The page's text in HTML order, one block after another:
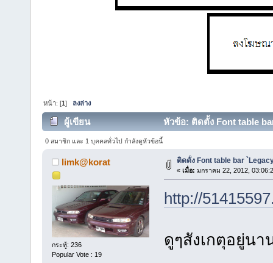
หน้า: [1] ลงล่าง
ผู้เขียน หัวข้อ: ติดตั้ง Font table
0 สมาชิก และ 1 บุคคลทั่วไป กำลังดูหัวข้อนี้
limk@korat
กระทู้: 236
Popular Vote : 19
ติดตั้ง Font table bar
« เมื่อ: มกราคม 22, 2012,
http://
ดูๆสังเกตุอยู่นา